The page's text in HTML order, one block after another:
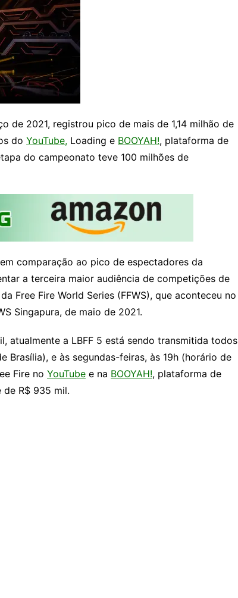
de 2021, registrou pico de mais de 1,14 milhão de
do YouTube, Loading e BOOYAH!, plataforma de
do campeonato teve 100 milhões de
comparação ao pico de espectadores da
a terceira maior audiência de competições de
Free Fire World Series (FFWS), que aconteceu no
Singapura, de maio de 2021.
atualmente a LBFF 5 está sendo transmitida todos
Brasília), e às segundas-feiras, às 19h (horário de
Fire no YouTube e na BOOYAH!, plataforma de
de R$ 935 mil.